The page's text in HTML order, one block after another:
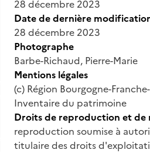
28 décembre 2023
Date de dernière
28 décembre 2023
Photographe
Barbe-Richaud, Pierre-Marie
Mentions légales
(c) Région Bourgogne-
Inventaire du patrimoine
Droits de reproduction et de
reproduction soumise à
titulaire des droits